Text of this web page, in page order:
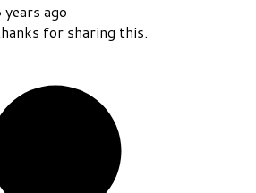
years ago
for sharing this.